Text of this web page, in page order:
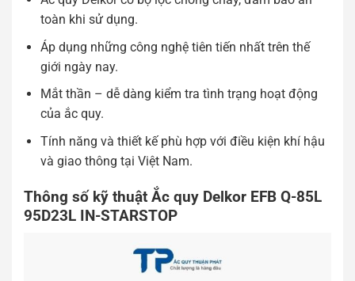
toàn khi sử dụng.
Áp dụng những công nghệ tiên tiến nhất trên thế
giới ngày nay.
Mắt thần – dễ dàng kiểm tra tình trạng hoạt động
của ắc quy.
Tính năng và thiết kế phù hợp với điều kiện khí hậu
và giao thông tại Việt Nam.
Thông số kỹ thuật Ắc quy Delkor EFB Q-85L
95D23L IN-STARSTOP